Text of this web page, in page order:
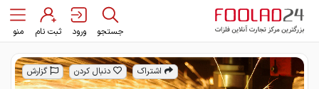
جستجو ورود ثبت نام منو
اشتراک دنبال کردن گزارش